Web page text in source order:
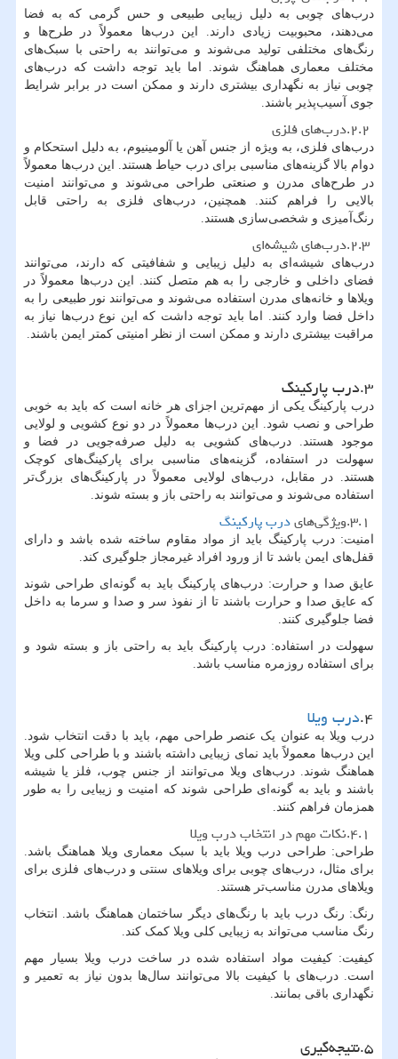
درب‌های چوبی به دلیل زیبایی طبیعی و حس گرمی که به فضا
می‌دهند، محبوبیت زیادی دارند. این درب‌ها معمولاً در طرح‌ها و
رنگ‌های مختلفی تولید می‌شوند و می‌توانند به راحتی با سبک‌های
مختلف معماری هماهنگ شوند. اما باید توجه داشت که درب‌های
چوبی نیاز به نگهداری بیشتری دارند و ممکن است در برابر شرایط
جوی آسیب‌پذیر باشند.
۲.۲.درب‌های فلزی
درب‌های فلزی، به ویژه از جنس آهن یا آلومینیوم، به دلیل استحکام و
دوام بالا گزینه‌های مناسبی برای درب حیاط هستند. این درب‌ها معمولاً
در طرح‌های مدرن و صنعتی طراحی می‌شوند و می‌توانند امنیت
بالایی را فراهم کنند. همچنین، درب‌های فلزی به راحتی قابل
رنگ‌آمیزی و شخصی‌سازی هستند.
۲.۳.درب‌های شیشه‌ای
درب‌های شیشه‌ای به دلیل زیبایی و شفافیتی که دارند، می‌توانند
فضای داخلی و خارجی را به هم متصل کنند. این درب‌ها معمولاً در
ویلاها و خانه‌های مدرن استفاده می‌شوند و می‌توانند نور طبیعی را به
داخل فضا وارد کنند. اما باید توجه داشت که این نوع درب‌ها نیاز به
مراقبت بیشتری دارند و ممکن است از نظر امنیتی کمتر ایمن باشند.
۳.درب پارکینگ
درب پارکینگ یکی از مهم‌ترین اجزای هر خانه است که باید به خوبی
طراحی و نصب شود. این درب‌ها معمولاً در دو نوع کشویی و لولایی
موجود هستند. درب‌های کشویی به دلیل صرفه‌جویی در فضا و
سهولت در استفاده، گزینه‌های مناسبی برای پارکینگ‌های کوچک
هستند. در مقابل، درب‌های لولایی معمولاً در پارکینگ‌های بزرگ‌تر
استفاده می‌شوند و می‌توانند به راحتی باز و بسته شوند.
۳.۱.ویژگی‌های درب پارکینگ
امنیت: درب پارکینگ باید از مواد مقاوم ساخته شده باشد و دارای
قفل‌های ایمن باشد تا از ورود افراد غیرمجاز جلوگیری کند.
عایق صدا و حرارت: درب‌های پارکینگ باید به گونه‌ای طراحی شوند
که عایق صدا و حرارت باشند تا از نفوذ سر و صدا و سرما به داخل
فضا جلوگیری کنند.
سهولت در استفاده: درب پارکینگ باید به راحتی باز و بسته شود و
برای استفاده روزمره مناسب باشد.
۴.درب ویلا
درب ویلا به عنوان یک عنصر طراحی مهم، باید با دقت انتخاب شود.
این درب‌ها معمولاً باید نمای زیبایی داشته باشند و با طراحی کلی ویلا
هماهنگ شوند. درب‌های ویلا می‌توانند از جنس چوب، فلز یا شیشه
باشند و باید به گونه‌ای طراحی شوند که امنیت و زیبایی را به طور
همزمان فراهم کنند.
۴.۱.نکات مهم در انتخاب درب ویلا
طراحی: طراحی درب ویلا باید با سبک معماری ویلا هماهنگ باشد.
برای مثال، درب‌های چوبی برای ویلاهای سنتی و درب‌های فلزی برای
ویلاهای مدرن مناسب‌تر هستند.
رنگ: رنگ درب باید با رنگ‌های دیگر ساختمان هماهنگ باشد. انتخاب
رنگ مناسب می‌تواند به زیبایی کلی ویلا کمک کند.
کیفیت: کیفیت مواد استفاده شده در ساخت درب ویلا بسیار مهم
است. درب‌های با کیفیت بالا می‌توانند سال‌ها بدون نیاز به تعمیر و
نگهداری باقی بمانند.
۵.نتیجه‌گیری